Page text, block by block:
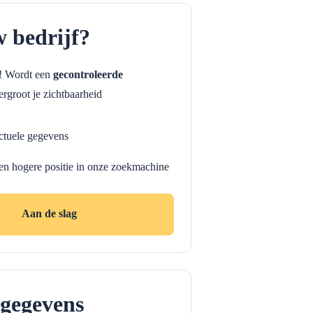
bedrijf?
een gecontroleerde
je zichtbaarheid
gegevens
hogere positie in onze zoekmachine
Aan de slag